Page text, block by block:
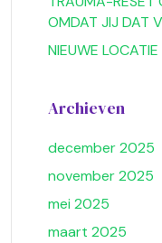
OMDAT JIJ DAT
NIEUWE
Archieven
december 2025
november 2025
mei 2025
maart 2025